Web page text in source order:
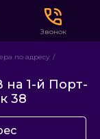
Звонок
по адресу
1-й Порт-
38